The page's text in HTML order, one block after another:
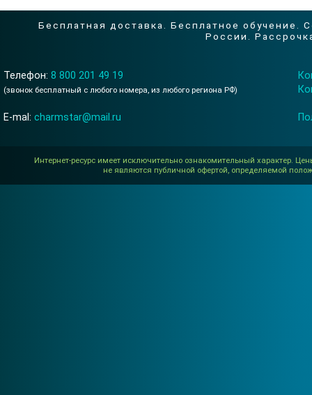
Бесплатная доставка. Бесплатное обучение.
России.
Телефон: 8 800 201 49 19
(звонок бесплатный с любого номера, из любого региона РФ)
E-mal: charmstar@mail.ru
Интернет-ресурс имеет исключительно ознакомительный характер.
не являются публичной офертой, определяемой